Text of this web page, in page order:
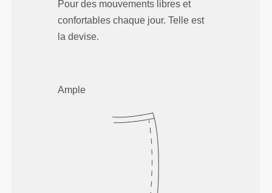
Pour des mouvements libres et
confortables chaque jour. Telle est
la devise.
Ample